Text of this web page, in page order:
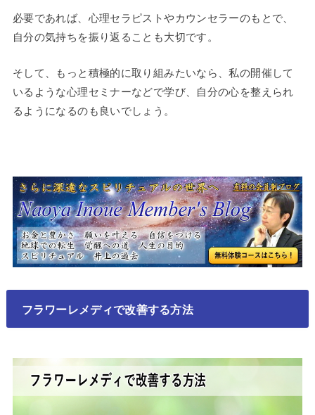
必要であれば、心理セラピストやカウンセラーのもとで、
自分の気持ちを振り返ることも大切です。
そして、もっと積極的に取り組みたいなら、私の開催して
いるような心理セミナーなどで学び、自分の心を整えられ
るようになるのも良いでしょう。
フラワーレメディで改善する方法